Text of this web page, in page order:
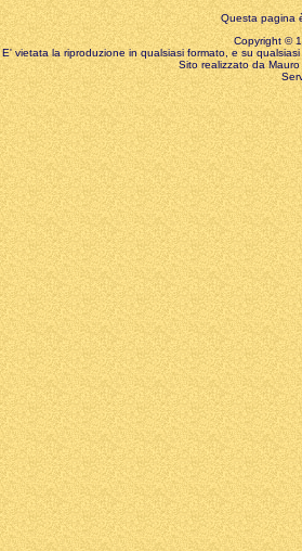
Questa pagina
Copyright ©
E' vietata la riproduzione in qualsiasi formato, e su
Sito realizzato da